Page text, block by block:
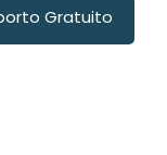
Gratuito